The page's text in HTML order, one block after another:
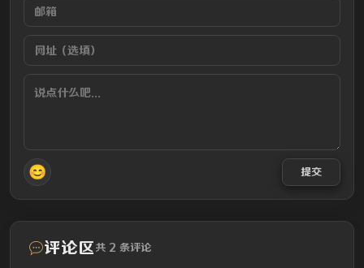
😊 提交
评论区 共 2 条评论